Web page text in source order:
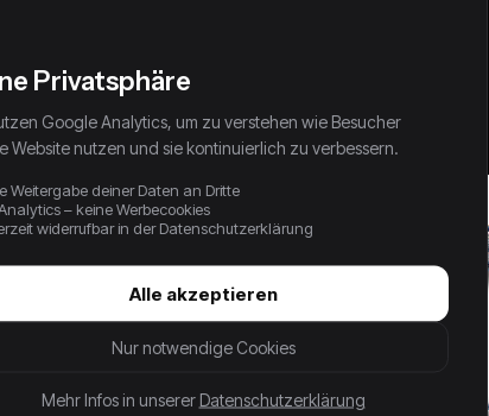
Privatsphäre
Google Analytics, um zu verstehen wie Besucher
Website nutzen und sie kontinuierlich zu verbessern.
Weitergabe deiner Daten an Dritte
– keine Werbecookies
widerrufbar in der Datenschutzerklärung
Alle akzeptieren
Nur notwendige Cookies
Mehr Infos in unserer Datenschutzerklärung